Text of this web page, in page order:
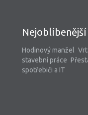
Nejoblíbenější
Hodinový manžel
stavební práce
spotřebiči a IT